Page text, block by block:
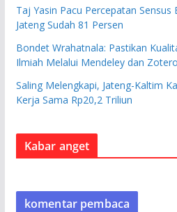
Taj Yasin Pacu Percepatan Sensus
Jateng Sudah 81 Persen
Bondet Wrahatnala: Pastikan
Ilmiah Melalui Mendeley dan Zotero
Saling Melengkapi, Jateng-Kaltim
Kerja Sama Rp20,2 Triliun
Kabar anget
komentar pembaca